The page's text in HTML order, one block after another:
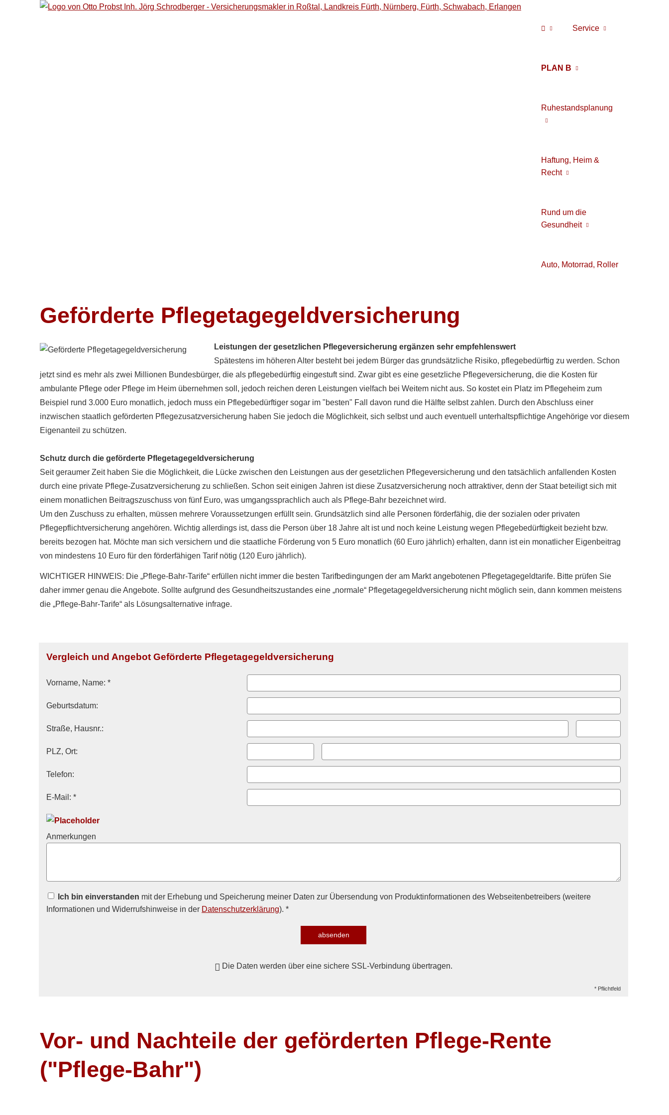
Service
PLAN B
Ruhestandsplanung
Haftung, Heim &
Recht
Rund um die
Gesundheit
Auto, Motorrad, Roller
Geförderte Pflegetagegeldversicherung
Leistungen der gesetzlichen Pflege­ver­si­che­rung ergänzen sehr empfehlenswert
Spätestens im höheren Alter besteht bei jedem Bürger das grundsätzliche Risiko, pflegebedürftig zu werden. Schon
jetzt sind es mehr als zwei Millionen Bundesbürger, die als pflegebedürftig eingestuft sind. Zwar gibt es eine gesetzliche Pflege­ver­si­che­rung, die die Kosten für
ambulante Pflege oder Pflege im Heim übernehmen soll, jedoch reichen deren Leistungen vielfach bei Weitem nicht aus. So kostet ein Platz im Pflegeheim zum
Beispiel rund 3.000 Euro monatlich, jedoch muss ein Pflegebedürftiger sogar im "besten" Fall davon rund die Hälfte selbst zahlen. Durch den Abschluss einer
inzwischen staatlich geförderten Pflegezusatzversicherung haben Sie jedoch die Möglichkeit, sich selbst und auch eventuell unterhaltspflichtige Angehörige vor diesem
Eigenanteil zu schützen.
Schutz durch die geförderte Pflegetagegeldversicherung
Seit geraumer Zeit haben Sie die Möglichkeit, die Lücke zwischen den Leistungen aus der gesetzlichen Pflege­ver­si­che­rung und den tatsächlich anfallenden Kosten
durch eine private Pflege-Zusatzversicherung zu schließen. Schon seit einigen Jahren ist diese Zusatzversicherung noch attraktiver, denn der Staat beteiligt sich mit
einem monatlichen Beitragszuschuss von fünf Euro, was umgangssprachlich auch als Pflege-Bahr bezeichnet wird.
Um den Zuschuss zu erhalten, müssen mehrere Voraussetzungen erfüllt sein. Grundsätzlich sind alle Per­sonen förderfähig, die der sozialen oder privaten
Pflegepflichtversicherung angehören. Wichtig allerdings ist, dass die Person über 18 Jahre alt ist und noch keine Leistung wegen Pflegebedürftigkeit bezieht bzw.
bereits bezogen hat. Möchte man sich ver­sichern und die staatliche Förderung von 5 Euro monatlich (60 Euro jährlich) erhalten, dann ist ein monatlicher Eigenbeitrag
von mindestens 10 Euro für den förderfähigen Tarif nötig (120 Euro jährlich).
WICHTIGER HINWEIS: Die „Pflege-Bahr-Tarife“ erfüllen nicht immer die besten Tarifbedingungen der am Markt angebotenen Pflegetagegeldtarife. Bitte prüfen Sie
daher immer genau die Angebote. Sollte aufgrund des Gesundheitszustandes eine „normale“ Pflegetagegeldversicherung nicht möglich sein, dann kommen meistens
die „Pflege-Bahr-Tarife“ als Lösungsalternative infrage.
Vergleich und Angebot Geförderte Pflegetagegeldversicherung
Vorname, Name: *
Geburts­datum:
Straße, Hausnr.:
PLZ, Ort:
Telefon:
E-Mail: *
Anmerkungen
Ich bin einverstanden mit der Erhebung und Speicherung meiner Daten zur Übersendung von Produktinformationen des Webseitenbetreibers (weitere
Informationen und Widerrufshinweise in der Datenschutzerklärung). *
absenden
Die Daten werden über eine sichere SSL-Verbindung übertragen.
* Pflichtfeld
Vor- und Nachteile der geförderten Pflege-Rente
("Pflege-Bahr")